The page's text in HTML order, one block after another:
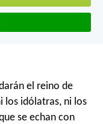
el reino de
los idólatras, ni los
se echan con